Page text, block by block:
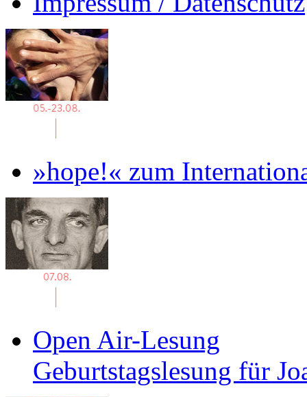
»hope!« zum
Open Air-Lesung
Geburtstagslesung für